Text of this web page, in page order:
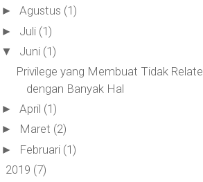
►Agustus (1)
► Juli (1)
▼ Juni (1)
Privilege yang Membuat Tidak Relate
dengan Banyak Hal
►April (1)
► Maret (2)
► Februari (1)
2019 (7)